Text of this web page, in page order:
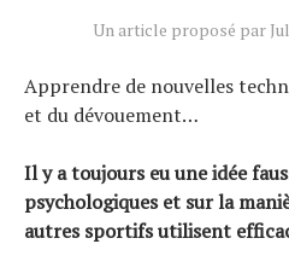
Un article proposé par
Apprendre de nouvelles
et du dévouement…
Il y a toujours eu une idée
psychologiques et sur la
autres sportifs utilisent
Tests de produits
Tendances
Tous nos articles